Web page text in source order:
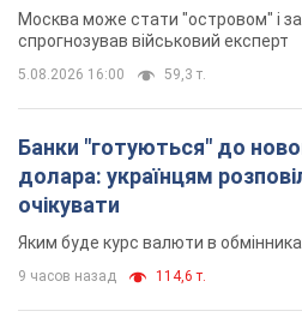
Москва може стати "островом" і
спрогнозував військовий експерт
5.08.2026 16:00 59,3 т.
Банки "готуються" до
долара: українцям
очікувати
Яким буде курс валюти в
9 часов назад 114,6 т.